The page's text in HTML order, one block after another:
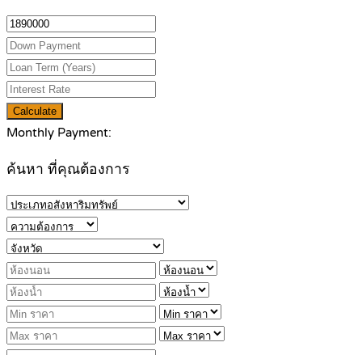
Calculate
Monthly Payment:
ค้นหา ที่คุณต้องการ